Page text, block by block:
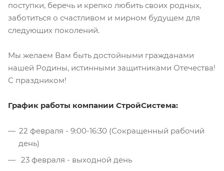
поступки, беречь и крепко любить своих родных,
заботиться о счастливом и мирном будущем для
следующих поколений.
Мы желаем Вам быть достойными гражданами
нашей Родины, истинными защитниками Отечества!
С праздником!
График работы компании СтройСистема:
22 февраля - 9:00-16:30 (Сокращенный рабочий
день)
23 февраля - выходной день